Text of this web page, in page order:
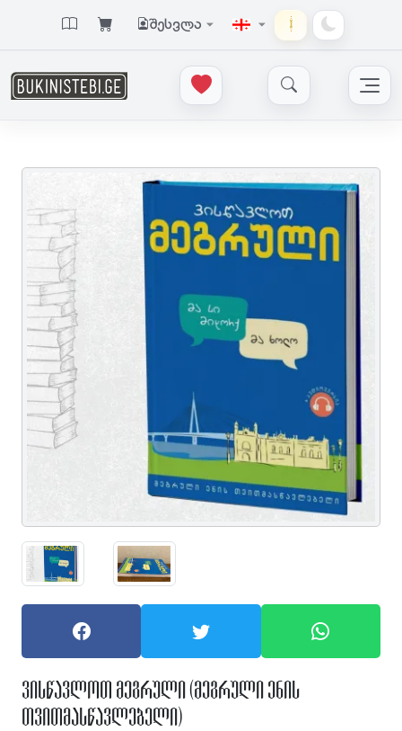
შესვლა
ვისწავლოთ მეგრული (მეგრული ენის
თვითმასწავლებელი)